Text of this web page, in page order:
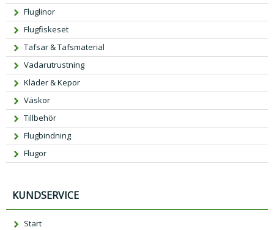
Fluglinor
Flugfiskeset
Tafsar & Tafsmaterial
Vadarutrustning
Kläder & Kepor
Väskor
Tillbehör
Flugbindning
Flugor
KUNDSERVICE
Start